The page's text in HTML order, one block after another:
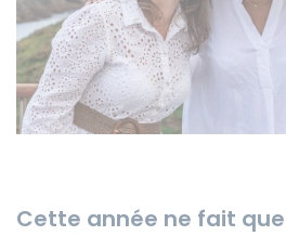
Cette année ne fait